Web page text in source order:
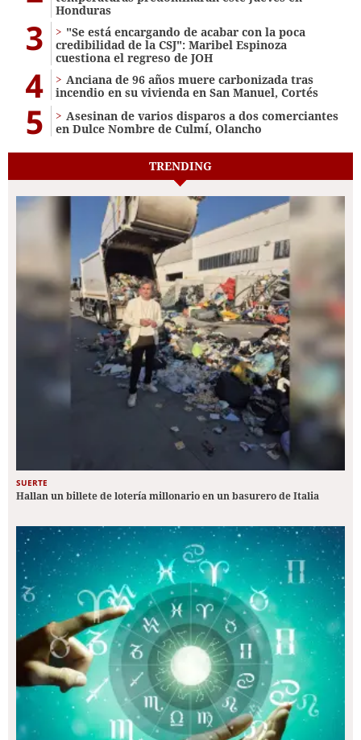
Honduras
3
"Se está encargando de acabar con la poca
credibilidad de la CSJ": Maribel Espinoza
cuestiona el regreso de JOH
4
Anciana de 96 años muere carbonizada tras
incendio en su vivienda en San Manuel, Cortés
5
Asesinan de varios disparos a dos comerciantes
en Dulce Nombre de Culmí, Olancho
TRENDING
SUERTE
Hallan un billete de lotería millonario en un basurero de Italia